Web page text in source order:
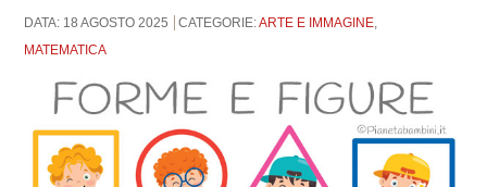
DATA: 18 AGOSTO 2025 CATEGORIE:ARTE E IMMAGINE,
MATEMATICA